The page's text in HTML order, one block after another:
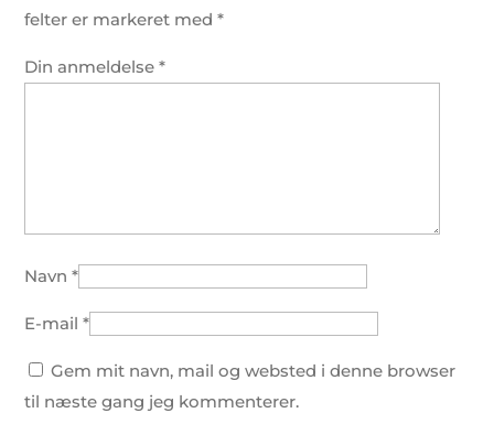
felter er markeret med*
Din anmeldelse*
Navn*
E-mail*
Gem mit navn, mail og websted i denne browser
til næste gang jeg kommenterer.